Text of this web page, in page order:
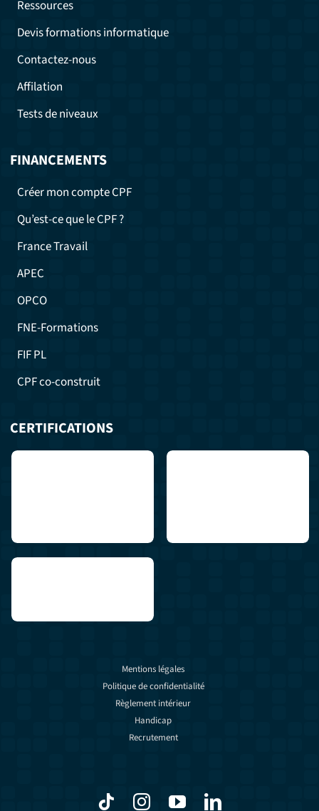
Ressources
Devis formations informatique
Contactez-nous
Affilation
Tests de niveaux
CERTIFICATIONS
FINANCEMENTS
Créer mon compte CPF
Qu’est-ce que le CPF ?
France Travail
APEC
OPCO
FNE-Formations
FIF PL
CPF co-construit
Mentions légales
Politique de confidentialité
Règlement intérieur
Handicap
Recrutement